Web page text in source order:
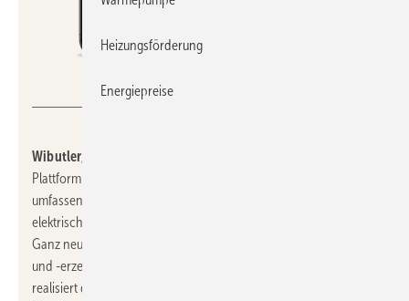
Wibutler, 12.1-B21:
Plattform vor: wibutler energy OS. Dabei handelt es sich um ein
umfassendes Energiemanagementsystem, das sowohl
elektrische als auch thermische Energieflüsse im Haus optimiert.
Ganz neu bietet es nun auch die Möglichkeit, Stromverbrauch
und -erzeugung flexibel und unabhängig zu messen. Dadurch
realisiert das wibutler energy OS Anwendungen, die beide
Heizungsförderung
Energiepreise